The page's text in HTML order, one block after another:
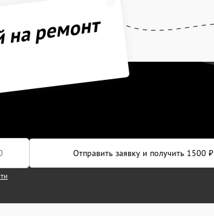
ремонт
Отправить заявку и получить 1500 ₽